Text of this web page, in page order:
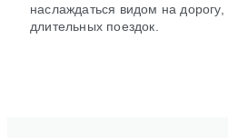
наслаждаться видом на
длительных поездок.